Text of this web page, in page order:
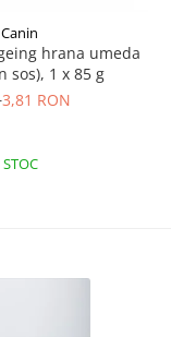
hrana umeda
sos), 1 x 85 g
3,81 RON